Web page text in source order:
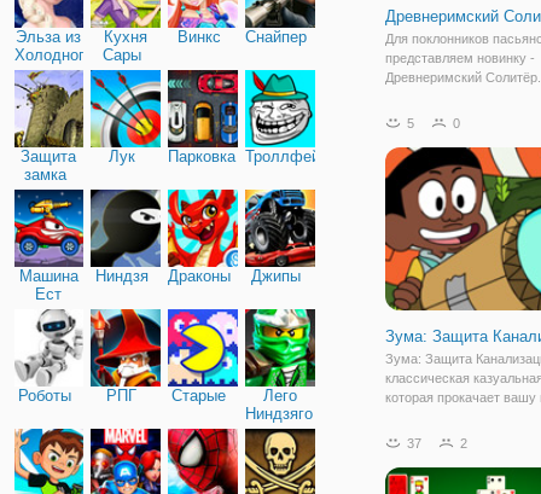
Эльза из
Холодного
сердца
Кухня
Сары
Винкс Снайпер
Защита
замка
Лук Парковка Троллфейс
Машина
Ест
Машину
Ниндзя Драконы Джипы
Роботы РПГ Старые
Лего
Ниндзяго
Древнеримский
Для поклонников
представляем новинку -
Древнеримский
но с добавлением своих
изменения касаются
оформления и расклада
5 0
Зума: Защита
Зума: Защита
классическая
которая прокачает вашу
мусора, вам предстоит
каждом уровне. Для
37 2